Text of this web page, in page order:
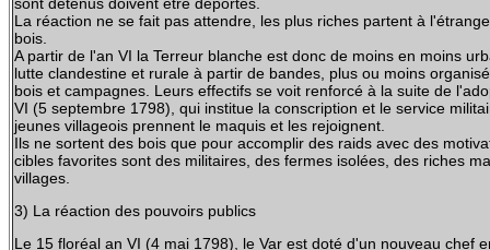
La réaction ne se fait pas attendre, les plus riches partent à
bois.
A partir de l'an VI la Terreur blanche est donc de moins en moins
lutte clandestine et rurale à partir de bandes, plus ou moins
bois et campagnes. Leurs effectifs se voit renforcé à la suite de
VI (5 septembre 1798), qui institue la conscription et le service
jeunes villageois prennent le maquis et les rejoignent.
Ils ne sortent des bois que pour accomplir des raids avec des
cibles favorites sont des militaires, des fermes isolées, des riches
villages.
3) La réaction des pouvoirs publics
Le 15 floréal an VI (4 mai 1798), le Var est doté d'un nouveau chef